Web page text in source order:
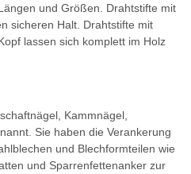
und Größen. Drahtstifte mit
sicheren Halt. Drahtstifte mit
lassen sich komplett im Holz
Kammnägel,
Sie haben die Verankerung
und Blechformteilen wie
und Sparrenfettenanker zur